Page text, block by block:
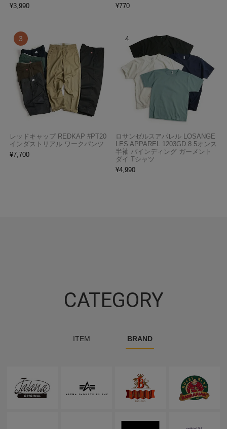
¥3,990
¥770
レッドキャップ REDKAP #PT20
インダストリアル ワークパンツ
¥7,700
ロサンゼルスアパレル LOSANGE
LES APPAREL 1203GD 8.5オンス
半袖 バインディング ガーメント
ダイ Tシャツ
¥4,990
CATEGORY
ITEM BRAND